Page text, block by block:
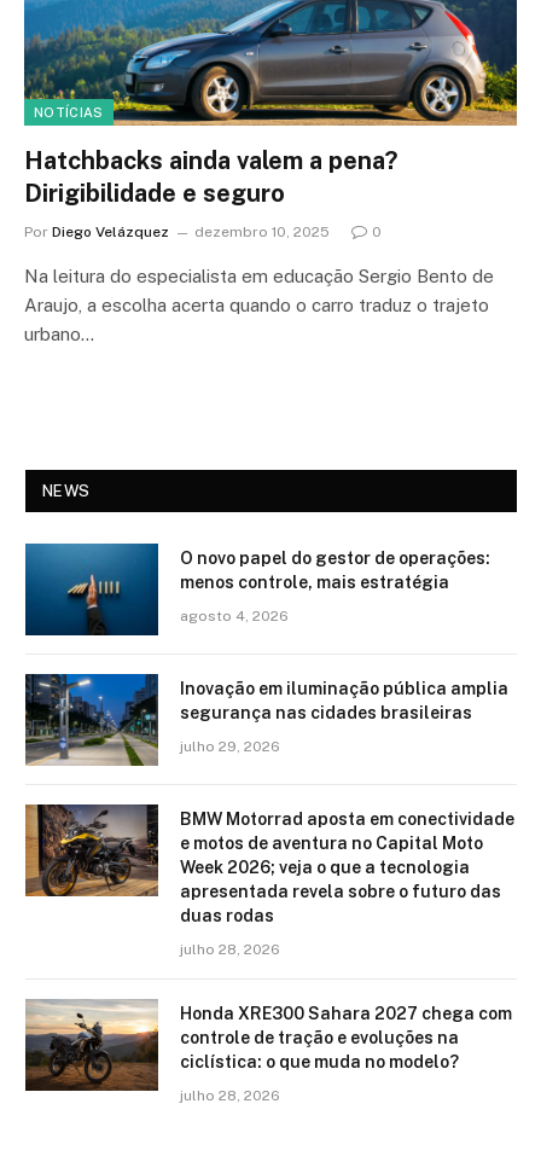
NOTÍCIAS
Hatchbacks ainda valem a pena?
Dirigibilidade e seguro
Por Diego Velázquez dezembro 10, 2025 0
Na leitura do especialista em educação Sergio Bento de
Araujo, a escolha acerta quando o carro traduz o trajeto
urbano…
NEWS
O novo papel do gestor de operações:
menos controle, mais estratégia
agosto 4, 2026
Inovação em iluminação pública amplia
segurança nas cidades brasileiras
julho 29, 2026
BMW Motorrad aposta em conectividade
e motos de aventura no Capital Moto
Week 2026; veja o que a tecnologia
apresentada revela sobre o futuro das
duas rodas
julho 28, 2026
Honda XRE300 Sahara 2027 chega com
controle de tração e evoluções na
ciclística: o que muda no modelo?
julho 28, 2026